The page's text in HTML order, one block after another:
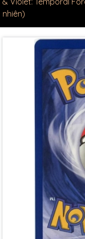
nhiên)
Mã giảm giá:
Ngày hết hạn:
Điều kiện: